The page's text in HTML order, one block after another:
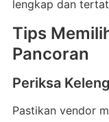
lengkap dan
Tips
Pancoran
Periksa
Pastikan vendor